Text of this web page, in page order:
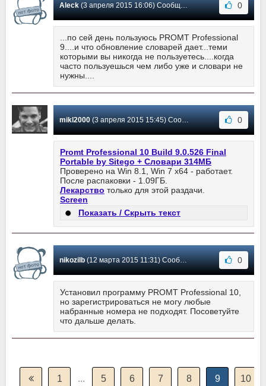
Aleck(3 апреля 2015 16:06) Сообщение #227 0
...по сей день пользуюсь PROMT Professional
9....и что обновление словарей дает...теми
которыми вы никогда не пользуетесь....когда
часто пользуешься чем либо уже и словари не
нужны....
mikl2000(3 апреля 2015 15:45) Сообщение #226 0
Promt Professional 10 Build 9.0.526 Final
Portable by Sitego + Словари 314МБ
Проверено на Win 8.1, Win 7 x64 - работает.
После распаковки - 1.09ГБ.
Лекарство только для этой раздачи.
Screen
Показать / Скрыть текст
nikozilb(12 марта 2015 11:31) Сообщение #225 0
Установил программу PROMT Professional 10,
но зарегистрироваться не могу любые
набранные номера не подходят. Посоветуйте
что дальше делать.
1 ... 5 6 7 8 9 10